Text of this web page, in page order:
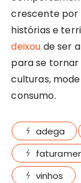
crescente por
histórias e
deixou de ser
para se
culturas,
consumo.
adega
vinhos